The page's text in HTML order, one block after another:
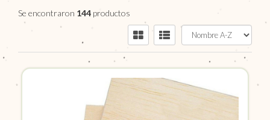
Se encontraron 144 productos